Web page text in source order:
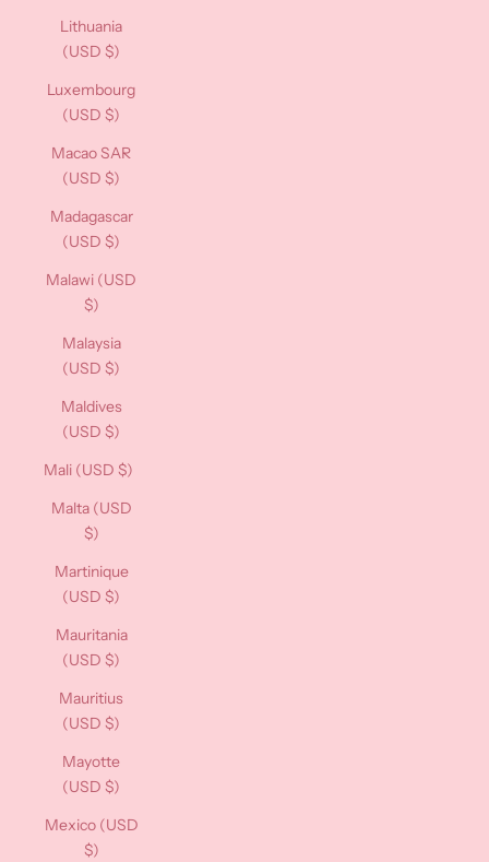
Lithuania
(USD $)
Luxembourg
(USD $)
Macao SAR
(USD $)
Madagascar
(USD $)
Malawi (USD
$)
Malaysia
(USD $)
Maldives
(USD $)
Mali (USD $)
Malta (USD
$)
Martinique
(USD $)
Mauritania
(USD $)
Mauritius
(USD $)
Mayotte
(USD $)
Mexico (USD
$)